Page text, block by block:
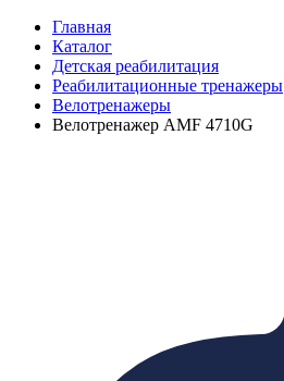
Главная
Каталог
Детская реабилитация
Реабилитационные тренажеры
Велотренажеры
Велотренажер AMF 4710G